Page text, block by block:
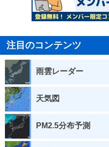
注目のコンテンツ
雨雲レーダー
天気図
PM2.5分布予測